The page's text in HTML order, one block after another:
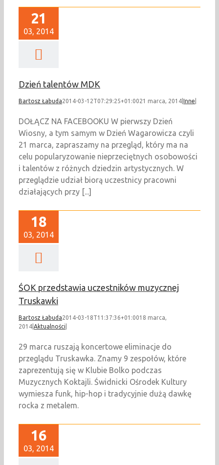
21
03, 2014
Dzień talentów MDK
Bartosz Łabuda2014-03-12T07:29:25+01:0021 marca, 2014 Inne
DOŁĄCZ NA FACEBOOKU W pierwszy Dzień
Wiosny, a tym samym w Dzień Wagarowicza czyli
21 marca, zapraszamy na przegląd, który ma na
celu popularyzowanie nieprzeciętnych osobowości
i talentów z różnych dziedzin artystycznych. W
przeglądzie udział biorą uczestnicy pracowni
działających przy [...]
18
03, 2014
ŚOK przedstawia uczestników muzycznej
Truskawki
Bartosz Łabuda2014-03-18T11:37:36+01:0018 marca,
2014 Aktualności
29 marca ruszają koncertowe eliminacje do
przeglądu Truskawka. Znamy 9 zespołów, które
zaprezentują się w Klubie Bolko podczas
Muzycznych Koktajli. Świdnicki Ośrodek Kultury
wymiesza funk, hip-hop i tradycyjnie dużą dawkę
rocka z metalem.
16
03, 2014